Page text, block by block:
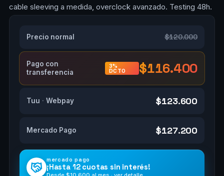
cable sleeving a medida, overclock avanzado. Testing 48h.
Precio normal $120.000
Pago con
transferencia
3%
DCTO
$116.400
Tuu · Webpay $123.600
Mercado Pago $127.200
mercado pago
¡Hasta 12 cuotas sin interés!